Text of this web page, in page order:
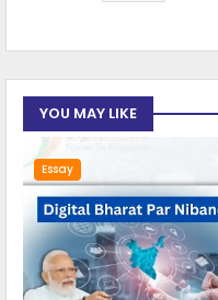
YOU MAY LIKE
Essay